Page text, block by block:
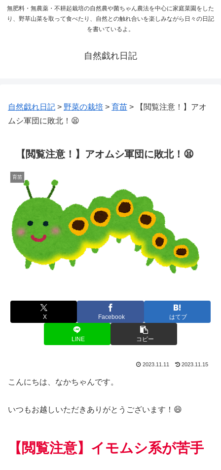
無肥料・無農薬・不耕起栽培の自然農や菌ちゃん農法を中心に家庭菜園をした
り、野草山菜を取って食べたり、自然との触れ合いを楽しみながら日々の日記
を書いているよ。
自然戯れ日記
自然戯れ日記 > 野菜の栽培 > 育苗 >
【閲覧注意！】アオ
ムシ軍団に敗北！😫
【閲覧注意！】アオムシ軍団に敗北！😫
育苗
X Facebook はてブ
LINE コピー
2023.11.11 2023.11.15
こんにちは、なかちゃんです。
いつもお越しいただきありがとうございます！😄
【閲覧注意】イモムシ系が苦手